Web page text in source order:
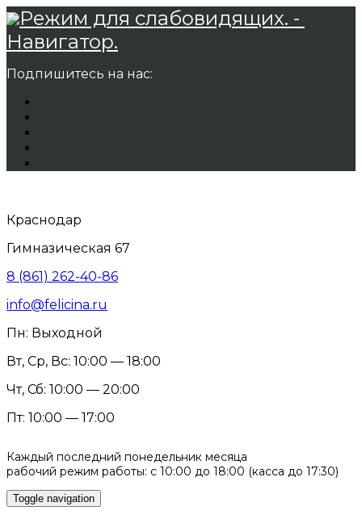
Режим для слабовидящих. -
Навигатор.
Подпишитесь на нас:
Краснодар
Гимназическая 67
8 (861) 262-40-86
info@felicina.ru
Пн: Выходной
Вт, Ср, Вс: 10:00 — 18:00
Чт, Сб: 10:00 — 20:00
Пт: 10:00 — 17:00
Каждый последний понедельник месяца
рабочий режим работы: с 10:00 до 18:00 (касса до 17:30)
Toggle navigation